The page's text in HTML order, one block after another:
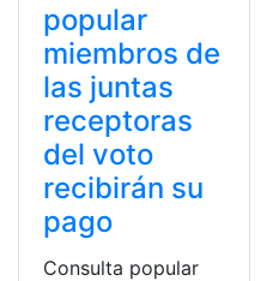
popular
miembros de
las juntas
receptoras
del voto
recibirán su
pago
Consulta popular